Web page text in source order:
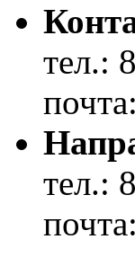
тел.:
почта:
тел.:
почта: